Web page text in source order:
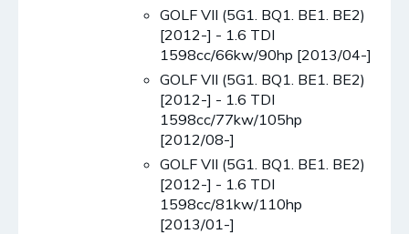
GOLF VII (5G1. BQ1. BE1. BE2)
[2012-] - 1.6 TDI
1598cc/66kw/90hp [2013/04-]
GOLF VII (5G1. BQ1. BE1. BE2)
[2012-] - 1.6 TDI
1598cc/77kw/105hp
[2012/08-]
GOLF VII (5G1. BQ1. BE1. BE2)
[2012-] - 1.6 TDI
1598cc/81kw/110hp
[2013/01-]